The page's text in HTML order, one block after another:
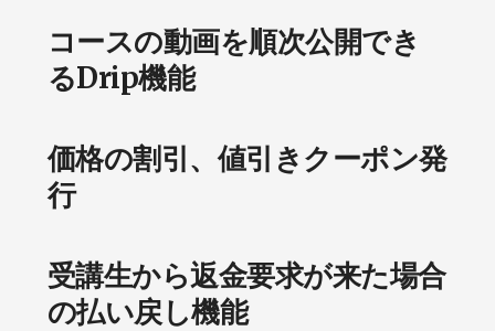
コースの動画を順次公開でき
るDrip機能
価格の割引、値引きクーポン発
行
受講生から返金要求が来た場合
の払い戻し機能